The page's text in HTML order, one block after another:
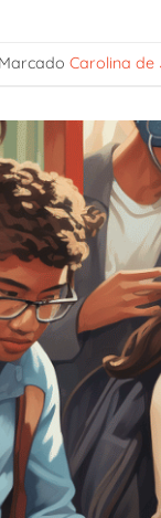
Marcado Carolina de